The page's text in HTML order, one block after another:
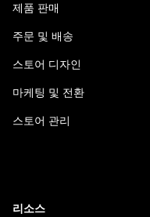
제품 판매
주문 및 배송
스토어 디자인
마케팅 및 전환
스토어 관리
리소스